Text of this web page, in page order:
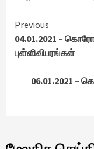
Continue
Reading
Previous
04.01.2021 –
புள்ளிவிபரங்கள்
06.01.2021 –